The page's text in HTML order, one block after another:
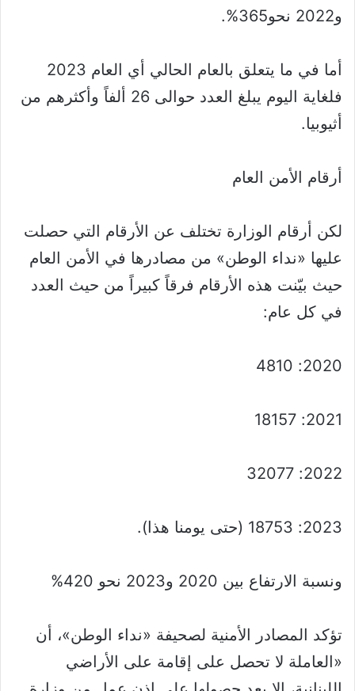
و2022 نحو365%.
أما في ما يتعلق بالعام الحالي أي العام 2023
فلغاية اليوم يبلغ العدد حوالى 26 ألفاً وأكثرهم من
أثيوبيا.
أرقام الأمن العام
لكن أرقام الوزارة تختلف عن الأرقام التي حصلت
عليها «نداء الوطن» من مصادرها في الأمن العام
حيث بيّنت هذه الأرقام فرقاً كبيراً من حيث العدد
في كل عام:
2020: 4810
2021: 18157
2022: 32077
2023: 18753 (حتى يومنا هذا).
ونسبة الارتفاع بين 2020 و2023 نحو 420%
تؤكد المصادر الأمنية لصحيفة «نداء الوطن»، أن
«العاملة لا تحصل على إقامة على الأراضي